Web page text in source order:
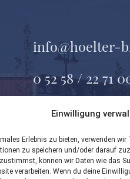
Einwilligung
Erlebnis zu bieten, verwenden
zu speichern und/oder darauf
können wir Daten wie das
verarbeiten. Wenn du deine
info@hoelter-
0 52 58 / 22 71
Geseker Straße
33154 Salzkotten